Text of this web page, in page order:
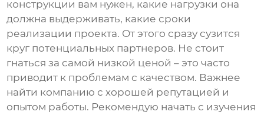
конструкции вам нужен, какие нагрузки она
должна выдерживать, какие сроки
реализации проекта. От этого сразу сузится
круг потенциальных партнеров. Не стоит
гнаться за самой низкой ценой – это часто
приводит к проблемам с качеством. Важнее
найти компанию с хорошей репутацией и
опытом работы. Рекомендую начать с изучения